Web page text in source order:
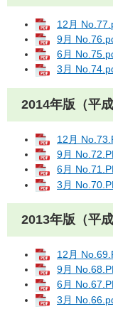
12月
9月
6月
3月
2014年版（平成
12月
9月
6月
3月
2013年版（平成
12月
9月
6月
3月